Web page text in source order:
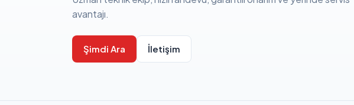
avantajı.
Şimdi Ara İletişim